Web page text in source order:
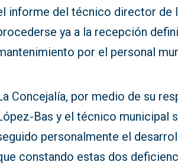
informe del técnico director de
ya a la recepción
por el personal
Concejalía, por medio de su
Bas y el técnico municipal
personalmente el
constando estas dos